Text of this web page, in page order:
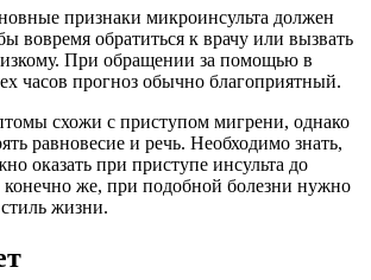
признаки микроинсульта должен
вовремя обратиться к врачу или вызвать
При обращении за помощью в
часов прогноз обычно благоприятный.
схожи с приступом мигрени, однако
равновесие и речь. Необходимо знать,
оказать при приступе инсульта до
конечно же, при подобной болезни нужно
жизни.